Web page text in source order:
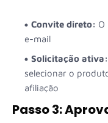
Convite direto: O
e-mail
Solicitação ativa:
selecionar o
afiliação
Passo 3: